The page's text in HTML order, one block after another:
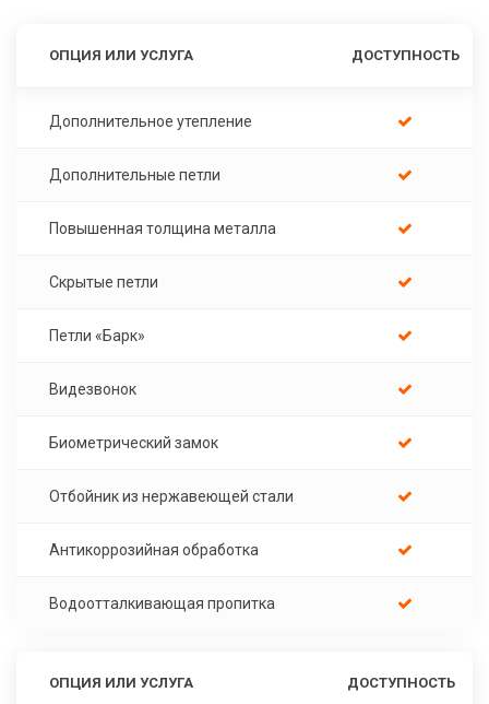
ОПЦИЯ ИЛИ УСЛУГА ДОСТУПНОСТЬ
Дополнительное утепление
Дополнительные петли
Повышенная толщина металла
Скрытые петли
Петли «Барк»
Видезвонок
Биометрический замок
Отбойник из нержавеющей стали
Антикоррозийная обработка
Водоотталкивающая пропитка
ОПЦИЯ ИЛИ УСЛУГА ДОСТУПНОСТЬ